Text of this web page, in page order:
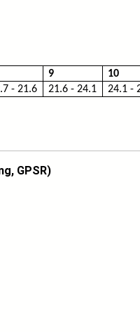
9 10
- 21.6 21.6 - 24.1 24.1 -
GPSR)